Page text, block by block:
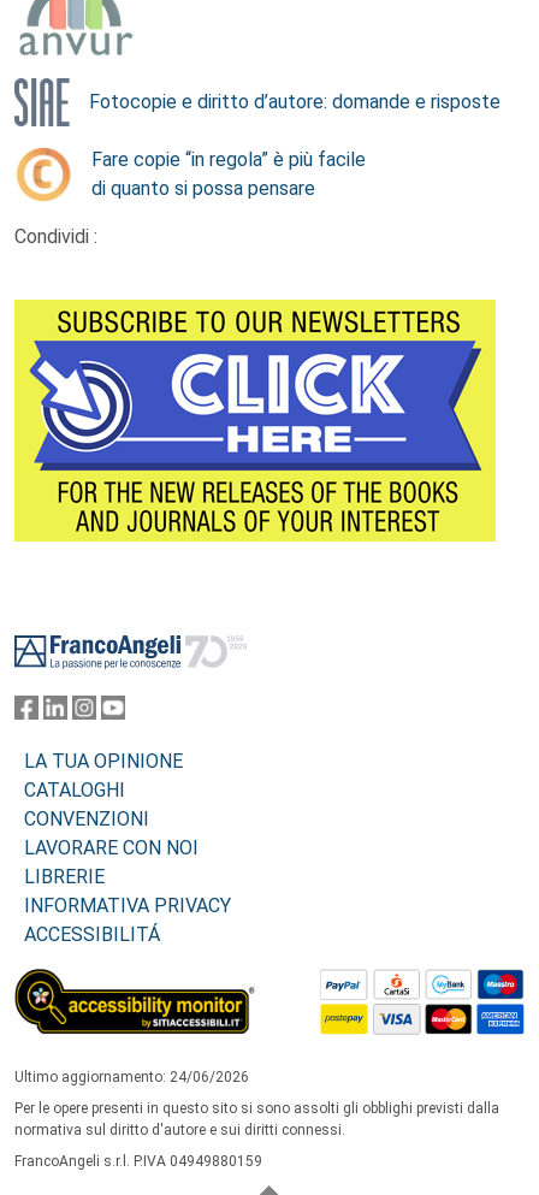
Fotocopie e diritto d’autore: domande e risposte
Fare copie “in regola” è più facile
di quanto si possa pensare
Condividi :
LA TUA OPINIONE
CATALOGHI
CONVENZIONI
LAVORARE CON NOI
LIBRERIE
INFORMATIVA PRIVACY
ACCESSIBILITÁ
Ultimo aggiornamento: 24/06/2026
Per le opere presenti in questo sito si sono assolti gli obblighi previsti dalla
normativa sul diritto d'autore e sui diritti connessi.
FrancoAngeli s.r.l. P.IVA 04949880159